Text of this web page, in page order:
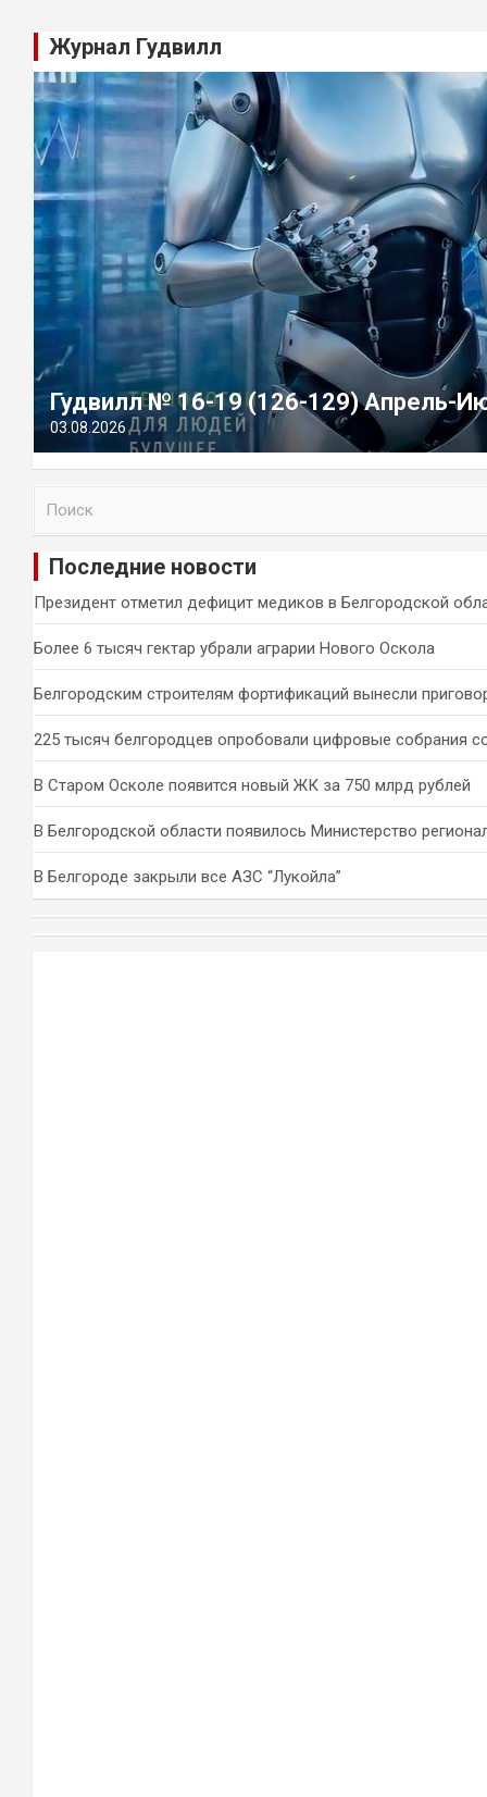
Журнал Гудвилл
Гудвилл № 16-19 (126-129) Апрель-
03.08.2026
и
Последние новости
Президент отметил дефицит медиков в Белгородской
Более 6 тысяч гектар убрали аграрии Нового Оскола
Белгородским строителям фортификаций вынесли
225 тысяч белгородцев опробовали цифровые собрания
В Старом Осколе появится новый ЖК за 750 млрд рублей
В Белгородской области появилось Министерство
В Белгороде закрыли все АЗС “Лукойла”